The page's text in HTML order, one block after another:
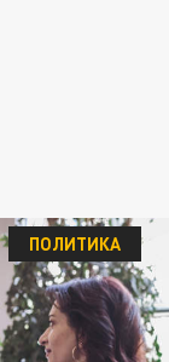
ПОЛИТИКА